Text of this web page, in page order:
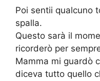
Poi sentii qualcuno
spalla.
Questo sarà il
ricorderò per
Mamma mi guardò
diceva tutto quello